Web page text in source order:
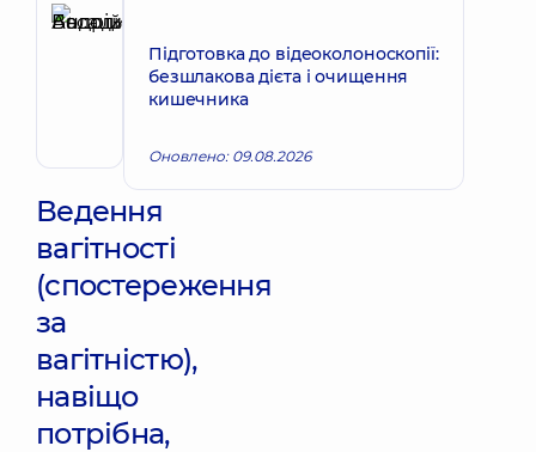
Андрій
Володимирович
Хірург
Запис до лікаря
Ведення
вагітності
(спостереження
за
вагітністю),
навіщо
потрібна,
Підготовка до відеоколоноскопії:
безшлакова дієта і очищення
кишечника
Оновлено: 09.08.2026